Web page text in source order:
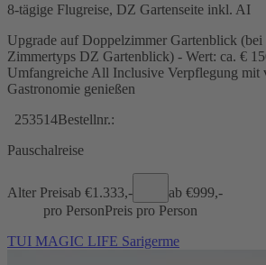
8-tägige Flugreise, DZ Gartenseite inkl. AI
Upgrade auf Doppelzimmer Gartenblick
Zimmertyps DZ Gartenblick) - Wert: ca. €
Umfangreiche All Inclusive Verpflegung mit
Gastronomie genießen
253514Bestellnr.:
Pauschalreise
Alter Preisab €1.333,- ab €999,-
pro PersonPreis pro Person
TUI MAGIC LIFE Sarigerme